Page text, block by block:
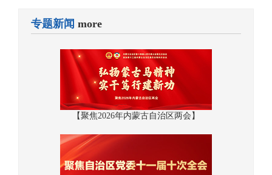
专题新闻 more
【聚焦2026年内蒙古自治区两会】